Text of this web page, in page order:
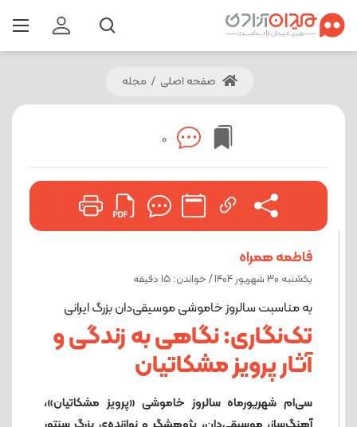
صفحه اصلی / مجله
0
فاطمه همراه
یکشنبه 30 شهریور 1404 / خواندن: 15 دقیقه
به مناسبت سالروز خاموشی موسیقی‌دان بزرگ ایرانی
تک‌نگاری: نگاهی به زندگی و
آثار پرویز مشکاتیان
سی‌ام شهریورماه سالروز خاموشی «پرویز مشکاتیان»،